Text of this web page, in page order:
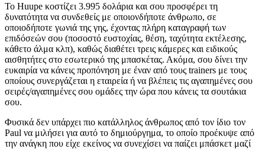
Το Huupe κοστίζει 3.995 δολάρια και σου προσφέρει τη
δυνατότητα να συνδεθείς με οποιονδήποτε άνθρωπο, σε
οποιοδήποτε γωνιά της γης, έχοντας πλήρη καταγραφή των
επιδόσεών σου (ποσοστό ευστοχίας, θέση, ταχύτητα εκτέλεσης,
κάθετο άλμα κλπ), καθώς διαθέτει τρεις κάμερες και ειδικούς
αισθητήτες στο εσωτερικό της μπασκέτας. Ακόμα, σου δίνει την
ευκαιρία να κάνεις προπόνηση με έναν από τους trainers με τους
οποίους συνεργάζεται η εταιρεία ή να βλέπεις τις αγαπημένες σου
σειρές/αγαπημένες σου ομάδες την ώρα που κάνεις τα σουτάκια
σου.
Φυσικά δεν υπάρχει πιο κατάλληλος άνθρωπος από τον ίδιο τον
Paul να μιλήσει για αυτό το δημιούργημα, το οποίο προέκυψε από
την ανάγκη που είχε εκείνος να συνεχίσει να παίζει μπάσκετ μαζί